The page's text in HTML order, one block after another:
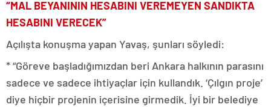
“MAL BEYANININ HESABINI VEREMEYEN SANDIKTA
HESABINI VERECEK”
Açılışta konuşma yapan Yavaş, şunları söyledi:
* “Göreve başladığımızdan beri Ankara halkının parasını
sadece ve sadece ihtiyaçlar için kullandık. ‘Çılgın proje’
diye hiçbir projenin içerisine girmedik. İyi bir belediye